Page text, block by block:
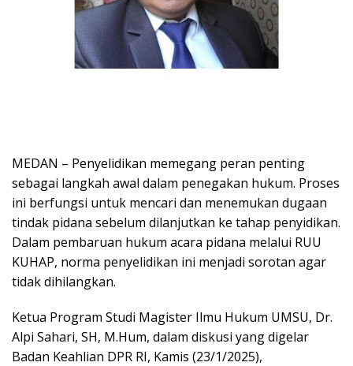
MEDAN – Penyelidikan memegang peran penting
sebagai langkah awal dalam penegakan hukum. Proses
ini berfungsi untuk mencari dan menemukan dugaan
tindak pidana sebelum dilanjutkan ke tahap penyidikan.
Dalam pembaruan hukum acara pidana melalui RUU
KUHAP, norma penyelidikan ini menjadi sorotan agar
tidak dihilangkan.
Ketua Program Studi Magister Ilmu Hukum UMSU, Dr.
Alpi Sahari, SH, M.Hum, dalam diskusi yang digelar
Badan Keahlian DPR RI, Kamis (23/1/2025),